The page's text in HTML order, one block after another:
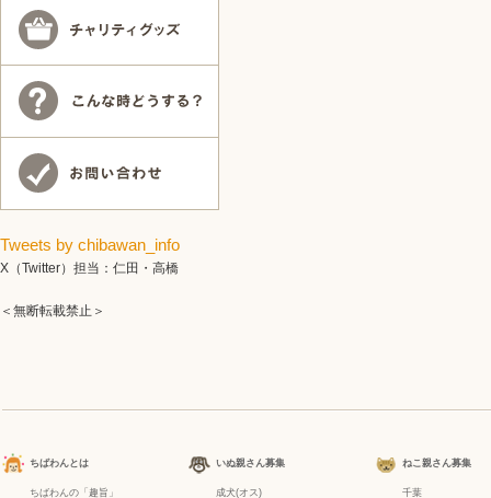
Tweets by chibawan_info
X（Twitter）担当：仁田・高橋
＜無断転載禁止＞
ちばわんとは
ちばわんの「趣旨」
いぬ親さん募集
成犬(オス)
ねこ親さん募集
千葉